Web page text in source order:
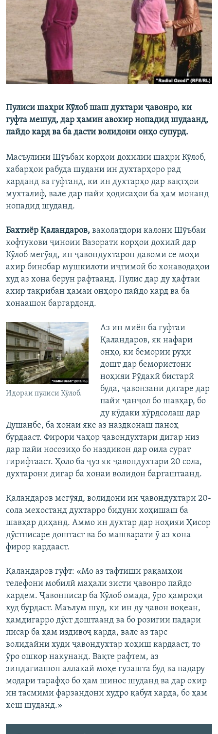
ГУЗОРИШҲОИ РАДИОӢ
Русский
ПАЙГИРӢ КУНЕД
Ҳамаи сомонаҳои RFE/RL
Пулиси шаҳри Кӯлоб шаш духтари ҷавонро, ки
гуфта мешуд, дар ҳамин авохир нопадид шудаанд,
пайдо кард ва ба дасти волидони онҳо супурд.
Масъулини Шӯъбаи корҳои дохилии шаҳри Кӯлоб,
хабарҳои рабуда шудани ин духтарҳоро рад
карданд ва гуфтанд, ки ин духтарҳо дар вақтҳои
мухталиф, вале дар пайи ҳодисаҳои ба ҳам монанд
нопадид шуданд.
Бахтиёр Қаландаров, ваколатдори калони Шӯъбаи
кофтукови ҷиноии Вазорати корҳои дохилӣ дар
Кӯлоб мегӯяд, ин ҷавондухтарон давоми се моҳи
ахир бинобар мушкилоти иҷтимоӣ бо хонаводаҳои
худ аз хона берун рафтаанд. Пулис дар ду ҳафтаи
ахир тақрибан ҳамаи онҳоро пайдо кард ва ба
хонаашон баргардонд.
Идораи пулиси Кӯлоб.
Аз ин миён ба гуфтаи
Қаландаров, як нафари
онҳо, ки бемории рӯҳӣ
дошт дар бемористони
ноҳияи Рӯдакӣ бистарӣ
буда, ҷавонзани дигаре дар
пайи ҷанҷол бо шавҳар, бо
ду кӯдаки хӯрдсолаш дар
Душанбе, ба хонаи яке аз наздконаш паноҳ
бурдааст. Фирори чаҳор ҷавондухтари дигар низ
дар пайи носозиҳо бо наздикон дар оила сурат
гирифтааст. Ҳоло ба ҷуз як ҷавондухтари 20 сола,
духтарони дигар ба хонаи волидон баргаштаанд.
Қаландаров мегӯяд, волидони ин ҷавондухтари 20-
сола мехостанд духтарро бидуни хоҳишаш ба
шавҳар диҳанд. Аммо ин духтар дар ноҳияи Ҳисор
дӯстписаре доштаст ва бо машварати ӯ аз хона
фирор кардааст.
Қаландаров гуфт: «Мо аз тафтиши рақамҳои
телефони мобилӣ маҳали зисти ҷавонро пайдо
кардем. Ҷавонписар ба Кӯлоб омада, ӯро ҳамроҳи
худ бурдаст. Маълум шуд, ки ин ду ҷавон воқеан,
ҳамдигарро дӯст доштаанд ва бо розигии падари
писар ба ҳам издивоҷ карда, вале аз тарс
волидайни худи ҷавондухтар хоҳиш кардааст, то
ӯро ошкор накунанд. Вақте рафтем, аз
зиндагиашон аллакай моҳе гузашта буд ва падару
модари тарафҳо бо ҳам шинос шуданд ва дар охир
ин тасмими фарзандони худро қабул карда, бо ҳам
хеш шуданд.»